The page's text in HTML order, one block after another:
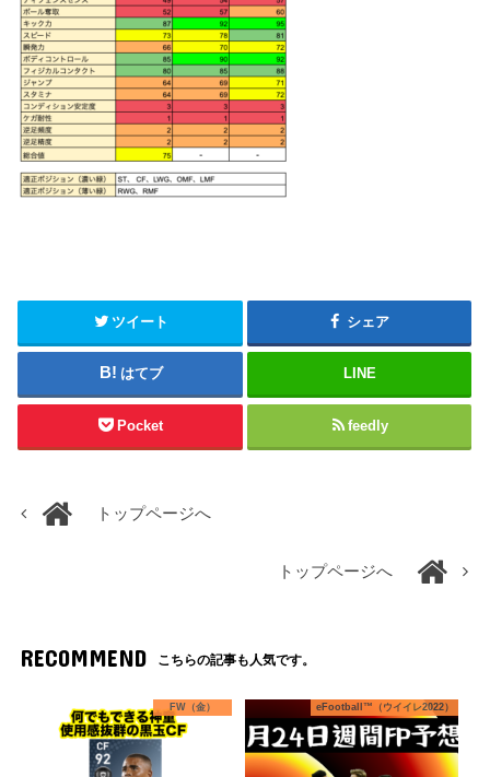
ツイート シェア
はてブ LINE
Pocket feedly
トップページへ
トップページへ
RECOMMEND こちらの記事も人気です。
FW（金） eFootball™（ウイイレ2022）